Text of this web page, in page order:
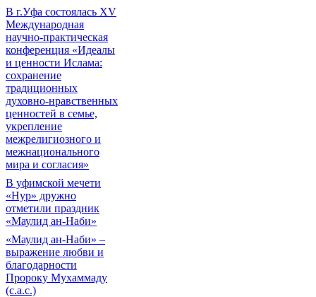
В г.Уфа состоялась XV
Международная
научно-практическая
конференция «Идеалы
и ценности Ислама:
сохранение
традиционных
духовно-нравственных
ценностей в семье,
укрепление
межрелигиозного и
межнационального
мира и согласия»
В уфимской мечети
«Нур» дружно
отметили праздник
«Маулид ан-Наби»
«Маулид ан-Наби» –
выражение любви и
благодарности
Пророку Мухаммаду
(с.а.с.)